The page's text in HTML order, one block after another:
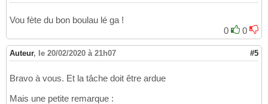
Vou fète du bon boulau lé ga !
0
0
Auteur, le 20/02/2020 à 21h07 #5
Bravo à vous. Et la tâche doit être ardue
Mais une petite remarque :